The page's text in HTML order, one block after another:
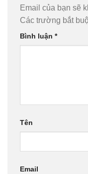
Email của bạn sẽ
Các trường bắt
Bình luận *
Tên
Email